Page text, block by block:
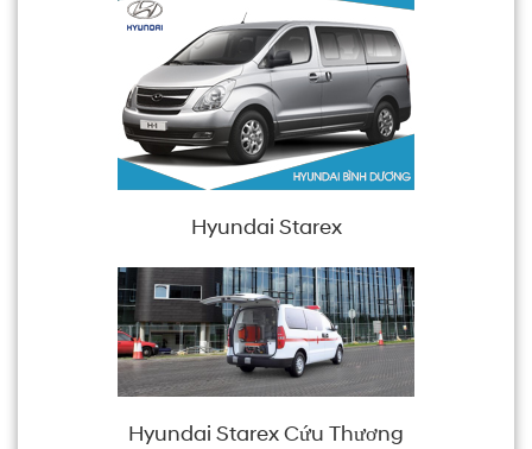
Hyundai Starex
Hyundai Starex Cứu Thương